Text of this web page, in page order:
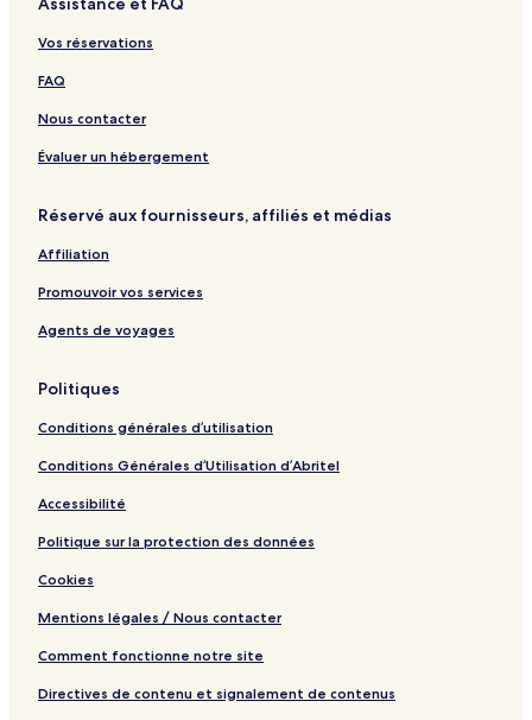
o
i
d
a
y
M
d
e
i
r
a
L
b
o
s
t
c
H
o
l
d
S
a
l
n
t
i
c
o
d
y
iA
l
a
n
t
c
l
d
a
y
Vos réservations
FAQ
Nous contacter
Évaluer un hébergement
Réservé aux fournisseurs, affiliés et médias
Affiliation
Promouvoir vos services
Agents de voyages
Politiques
Conditions générales d’utilisation
Conditions Générales d’Utilisation d’Abritel
Accessibilité
Politique sur la protection des données
Cookies
Mentions légales / Nous contacter
Comment fonctionne notre site
Directives de contenu et signalement de contenus